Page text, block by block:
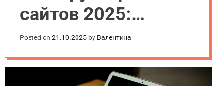
сайтов 2025:
плюсы и минусы
Posted on 21.10.2025 by Валентина